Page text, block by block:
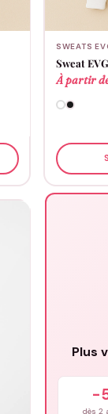
SWEATS
Sweat
À partir
Plus
-
dès 2